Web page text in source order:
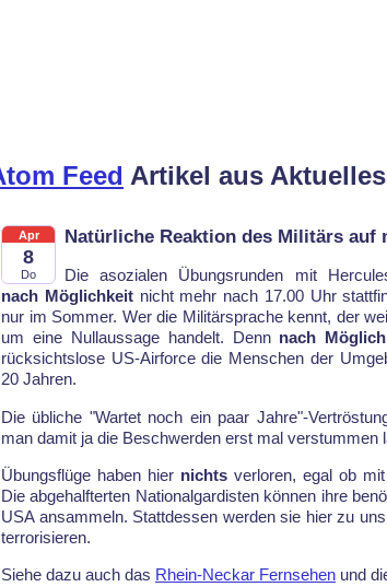
Artikel aus Aktuelles
Apr
8
Do
Natürliche Reaktion des Militärs auf
Die asozialen Übungsrunden mit
nach Möglichkeitnicht mehr nach 17.00 Uhr
nur im Sommer. Wer die Militärsprache kennt, der
um eine Nullaussage handelt. Denn nach
rücksichtslose US-Airforce die Menschen der
20 Jahren.
Die übliche "Wartet noch ein paar Jahre"-
man damit ja die Beschwerden erst mal
Übungsflüge haben hier nichts verloren, egal ob
Die abgehalfterten Nationalgardisten können ihre
USA ansammeln. Stattdessen werden sie hier zu
terrorisieren.
Siehe dazu auch das Rhein-Neckar Fernsehen und